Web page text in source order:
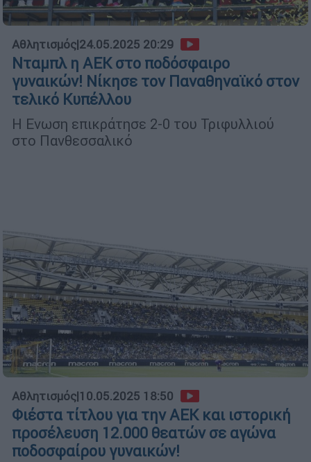
Αθλητισμός|24.05.2025 20:29
Νταμπλ η ΑΕΚ στο ποδόσφαιρο
γυναικών! Νίκησε τον Παναθηναϊκό στον
τελικό Κυπέλλου
Η Ενωση επικράτησε 2-0 του Τριφυλλιού
στο Πανθεσσαλικό
Αθλητισμός|10.05.2025 18:50
Φιέστα τίτλου για την ΑΕΚ και ιστορική
προσέλευση 12.000 θεατών σε αγώνα
ποδοσφαίρου γυναικών!